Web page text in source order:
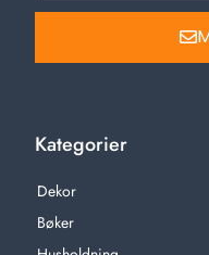
Kategorier
Dekor
Bøker